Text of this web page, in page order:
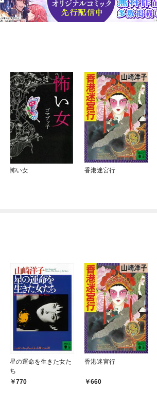
怖い女 香港迷宮行
星の運命を生きた女た
ち
770
香港迷宮行
660